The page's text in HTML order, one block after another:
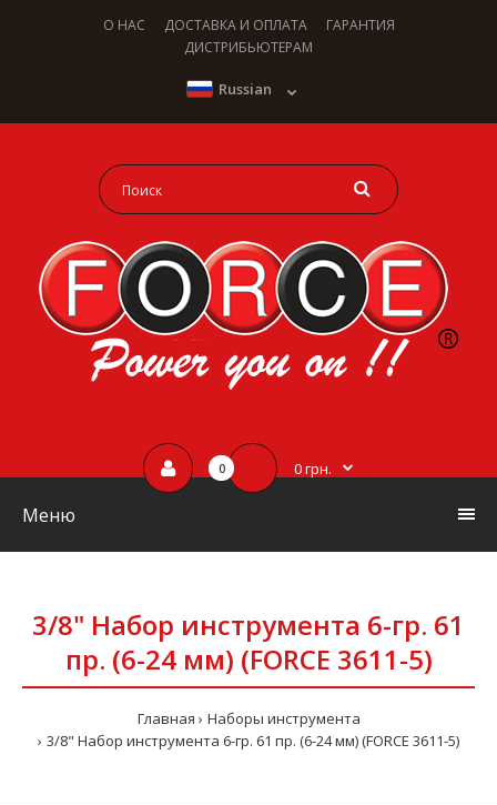
О НАС ДОСТАВКА И ОПЛАТА
ГАРАНТИЯ
ДИСТРИБЬЮТЕРАМ
Russian
0 0 грн.
Меню
3/8" Набор инструмента 6-гр. 61
пр. (6-24 мм) (FORCE 3611-5)
Главная
Наборы инструмента
3/8" Набор инструмента 6-гр. 61 пр. (6-24 мм) (FORCE 3611-5)